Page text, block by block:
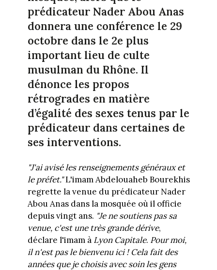
prédicateur Nader Abou Anas
donnera une conférence le 29
octobre dans le 2e plus
important lieu de culte
musulman du Rhône. Il
dénonce les propos
rétrogrades en matière
d’égalité des sexes tenus par le
prédicateur dans certaines de
ses interventions.
"J'ai avisé les renseignements généraux et
le préfet."L'imam Abdelouaheb Bourekhis
regrette la venue du prédicateur Nader
Abou Anas dans la mosquée où il officie
depuis vingt ans. "Je ne soutiens pas sa
venue, c'est une très grande dérive,
déclare l'imam à Lyon Capitale. Pour moi,
il n'est pas le bienvenu ici ! Cela fait des
années que je choisis avec soin les gens